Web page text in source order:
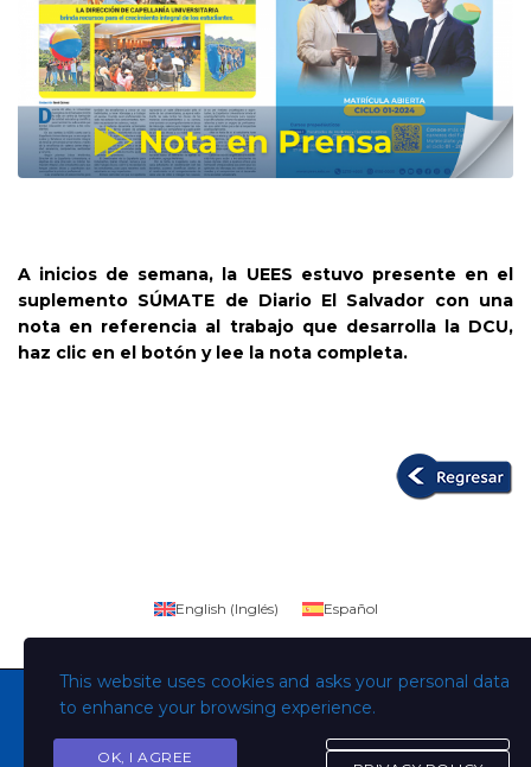
A inicios de semana, la UEES estuvo presente en el
suplemento SÚMATE de Diario El Salvador con una
nota en referencia al trabajo que desarrolla la DCU,
haz clic en el botón y lee la nota completa.
This website uses cookies and asks your personal data
to enhance your browsing experience.
OK, I AGREE
English (Inglés) Español